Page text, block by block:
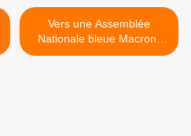
Vers une Assemblée
Nationale bleue Macron-
bleue Fillon - brune Le